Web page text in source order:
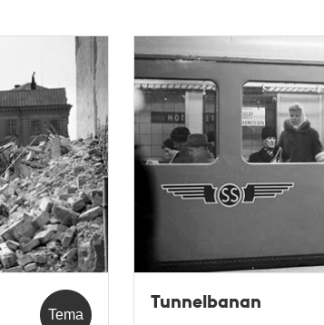
Tema
Tunnelbanan